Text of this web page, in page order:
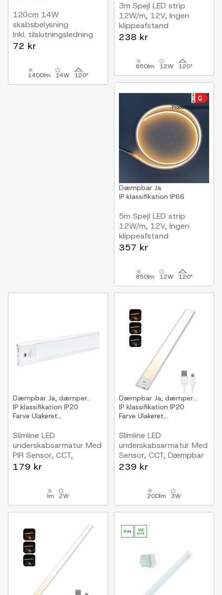
120cm 14W
skabsbelysning
Inkl. tilslutningsledning
72 kr
1400lm 14W 120°
3m Spejl LED strip
12W/m, 12V, Ingen
klippeafstand
238 kr
850lm 12W 120°
Produktdatablad
Dæmpbar Ja
IP klassifikation IP66
5m Spejl LED strip
12W/m, 12V, Ingen
klippeafstand
357 kr
850lm 12W 120°
Dæmpbar Ja, dæmper...
IP klassifikation IP20
Farve Ulakeret...
Slimline LED
underskabsarmatur Med
PIR Sensor, CCT,
Dæmpbar
179 kr
lm 2W
Dæmpbar Ja, dæmper...
IP klassifikation IP20
Farve Ulakeret...
Slimline LED
underskabsarmatur Med
Sensor, CCT, Dæmpbar
600 mm
239 kr
200lm 3W